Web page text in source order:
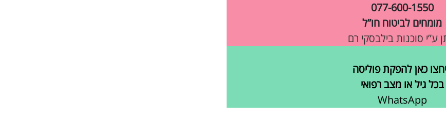
077-600-1550
מומחים לביטוח חו”ל
ע”י סוכנות בילבסקי רם
כאן להפקת פוליסה
בכל גיל או מצב רפואי
WhatsApp